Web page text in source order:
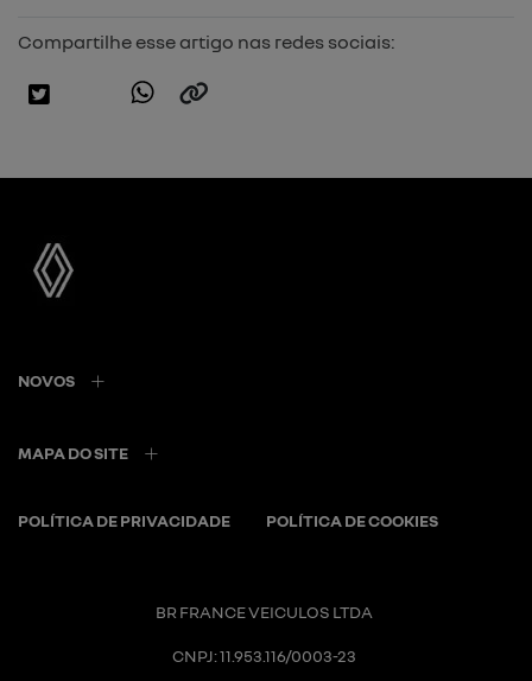
Compartilhe esse artigo nas redes sociais:
NOVOS
MAPA DO SITE
POLÍTICA DE PRIVACIDADE POLÍTICA DE COOKIES
BR FRANCE VEICULOS LTDA
CNPJ: 11.953.116/0003-23